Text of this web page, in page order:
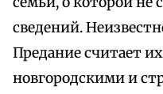
сведений.
Предание считает
новгородскими и